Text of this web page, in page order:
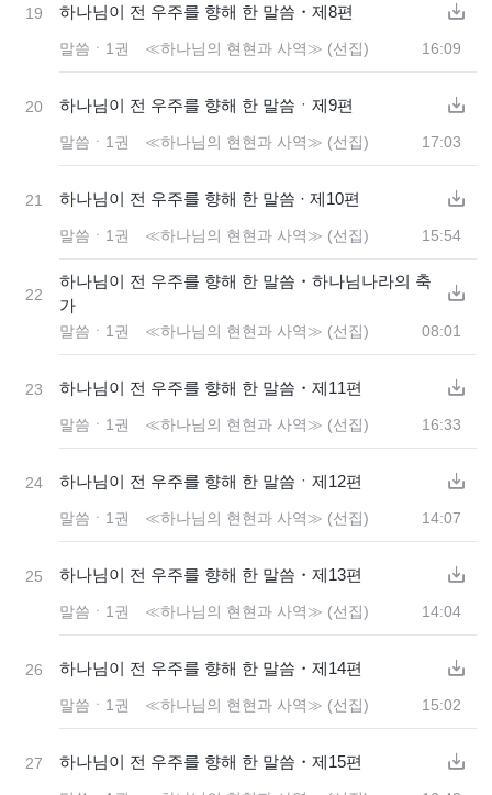
19 하나님이 전 우주를 향해 한 말씀・제8편
말씀ㆍ1권 ≪하나님의 현현과 사역≫ (선집) 16:09
20 하나님이 전 우주를 향해 한 말씀ㆍ제9편
말씀ㆍ1권 ≪하나님의 현현과 사역≫ (선집) 17:03
21 하나님이 전 우주를 향해 한 말씀 · 제10편
말씀ㆍ1권 ≪하나님의 현현과 사역≫ (선집) 15:54
22
하나님이 전 우주를 향해 한 말씀・하나님나라의 축
가
말씀ㆍ1권 ≪하나님의 현현과 사역≫ (선집) 08:01
23 하나님이 전 우주를 향해 한 말씀・제11편
말씀ㆍ1권 ≪하나님의 현현과 사역≫ (선집) 16:33
24 하나님이 전 우주를 향해 한 말씀ㆍ제12편
말씀ㆍ1권 ≪하나님의 현현과 사역≫ (선집) 14:07
25 하나님이 전 우주를 향해 한 말씀・제13편
말씀ㆍ1권 ≪하나님의 현현과 사역≫ (선집) 14:04
26 하나님이 전 우주를 향해 한 말씀・제14편
말씀ㆍ1권 ≪하나님의 현현과 사역≫ (선집) 15:02
27 하나님이 전 우주를 향해 한 말씀・제15편